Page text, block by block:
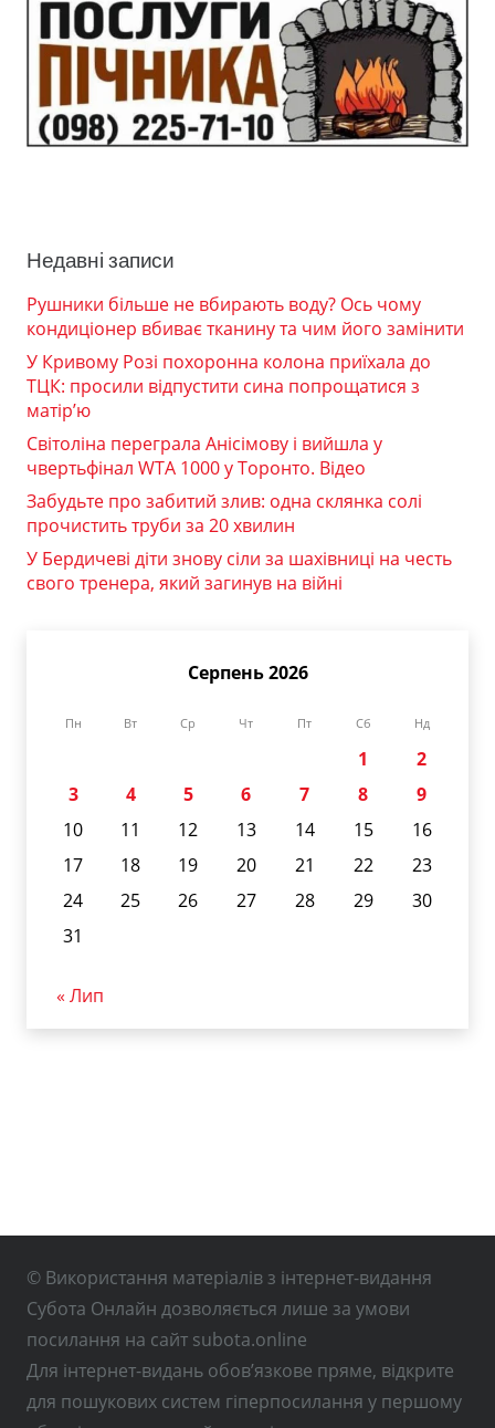
Недавні записи
Рушники більше не вбирають воду? Ось чому
кондиціонер вбиває тканину та чим його замінити
У Кривому Розі похоронна колона приїхала до
ТЦК: просили відпустити сина попрощатися з
матір’ю
Світоліна переграла Анісімову і вийшла у
чвертьфінал WTA 1000 у Торонто. Відео
Забудьте про забитий злив: одна склянка солі
прочистить труби за 20 хвилин
У Бердичеві діти знову сіли за шахівниці на честь
свого тренера, який загинув на війні
Серпень 2026
Пн Вт Ср Чт Пт Сб Нд
1
2
3
4 5 6 7 8
9
10
11 12 13 14 15
16
17
18 19 20 21 22
23
24
25 26 27 28 29
30
31
« Лип
© Використання матеріалів з інтернет-видання
Субота Онлайн дозволяється лише за умови
посилання на сайт subota.online
Для інтернет-видань обов’язкове пряме, відкрите
для пошукових систем гіперпосилання у першому